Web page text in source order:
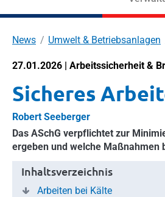
News Umwelt & Betriebsanlagen
27.01.2026 | Arbeitssicherheit &
Sicheres
Robert Seeberger
Das ASchG verpflichtet zur
ergeben und welche Maßnahmen
Inhaltsverzeichnis
Arbeiten bei Kälte